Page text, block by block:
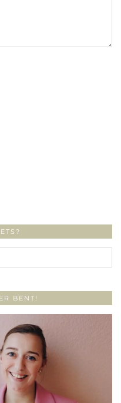
BENT!